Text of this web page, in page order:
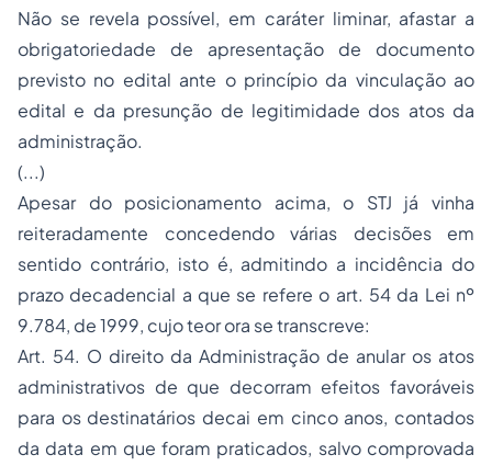
Não se revela possível, em caráter liminar, afastar a
obrigatoriedade de apresentação de documento
previsto no edital ante o princípio da vinculação ao
edital e da presunção de legitimidade dos atos da
administração.
(...)
Apesar do posicionamento acima, o STJ já vinha
reiteradamente concedendo várias decisões em
sentido contrário, isto é, admitindo a incidência do
prazo decadencial a que se refere o art. 54 da Lei nº
9.784, de 1999, cujo teor ora se transcreve:
Art. 54. O direito da Administração de anular os atos
administrativos de que decorram efeitos favoráveis
para os destinatários decai em cinco anos, contados
da data em que foram praticados, salvo comprovada